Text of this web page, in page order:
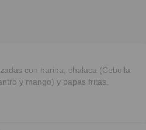
con harina, chalaca (Cebolla
y mango) y papas fritas.